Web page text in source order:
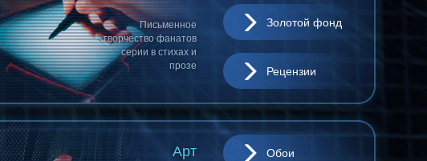
Письменное
творчество фанатов
серии в стихах и
прозе
Золотой фонд
Рецензии
Арт Обои